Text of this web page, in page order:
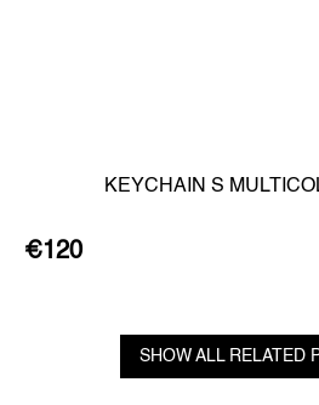
KEYCHAIN S
€120
SHOW ALL RELATED